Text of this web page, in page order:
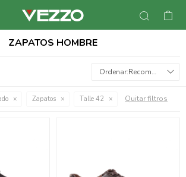
ZAPATOS HOMBRE
Recomendados
Zapatos Talle 42 Quitar filtros